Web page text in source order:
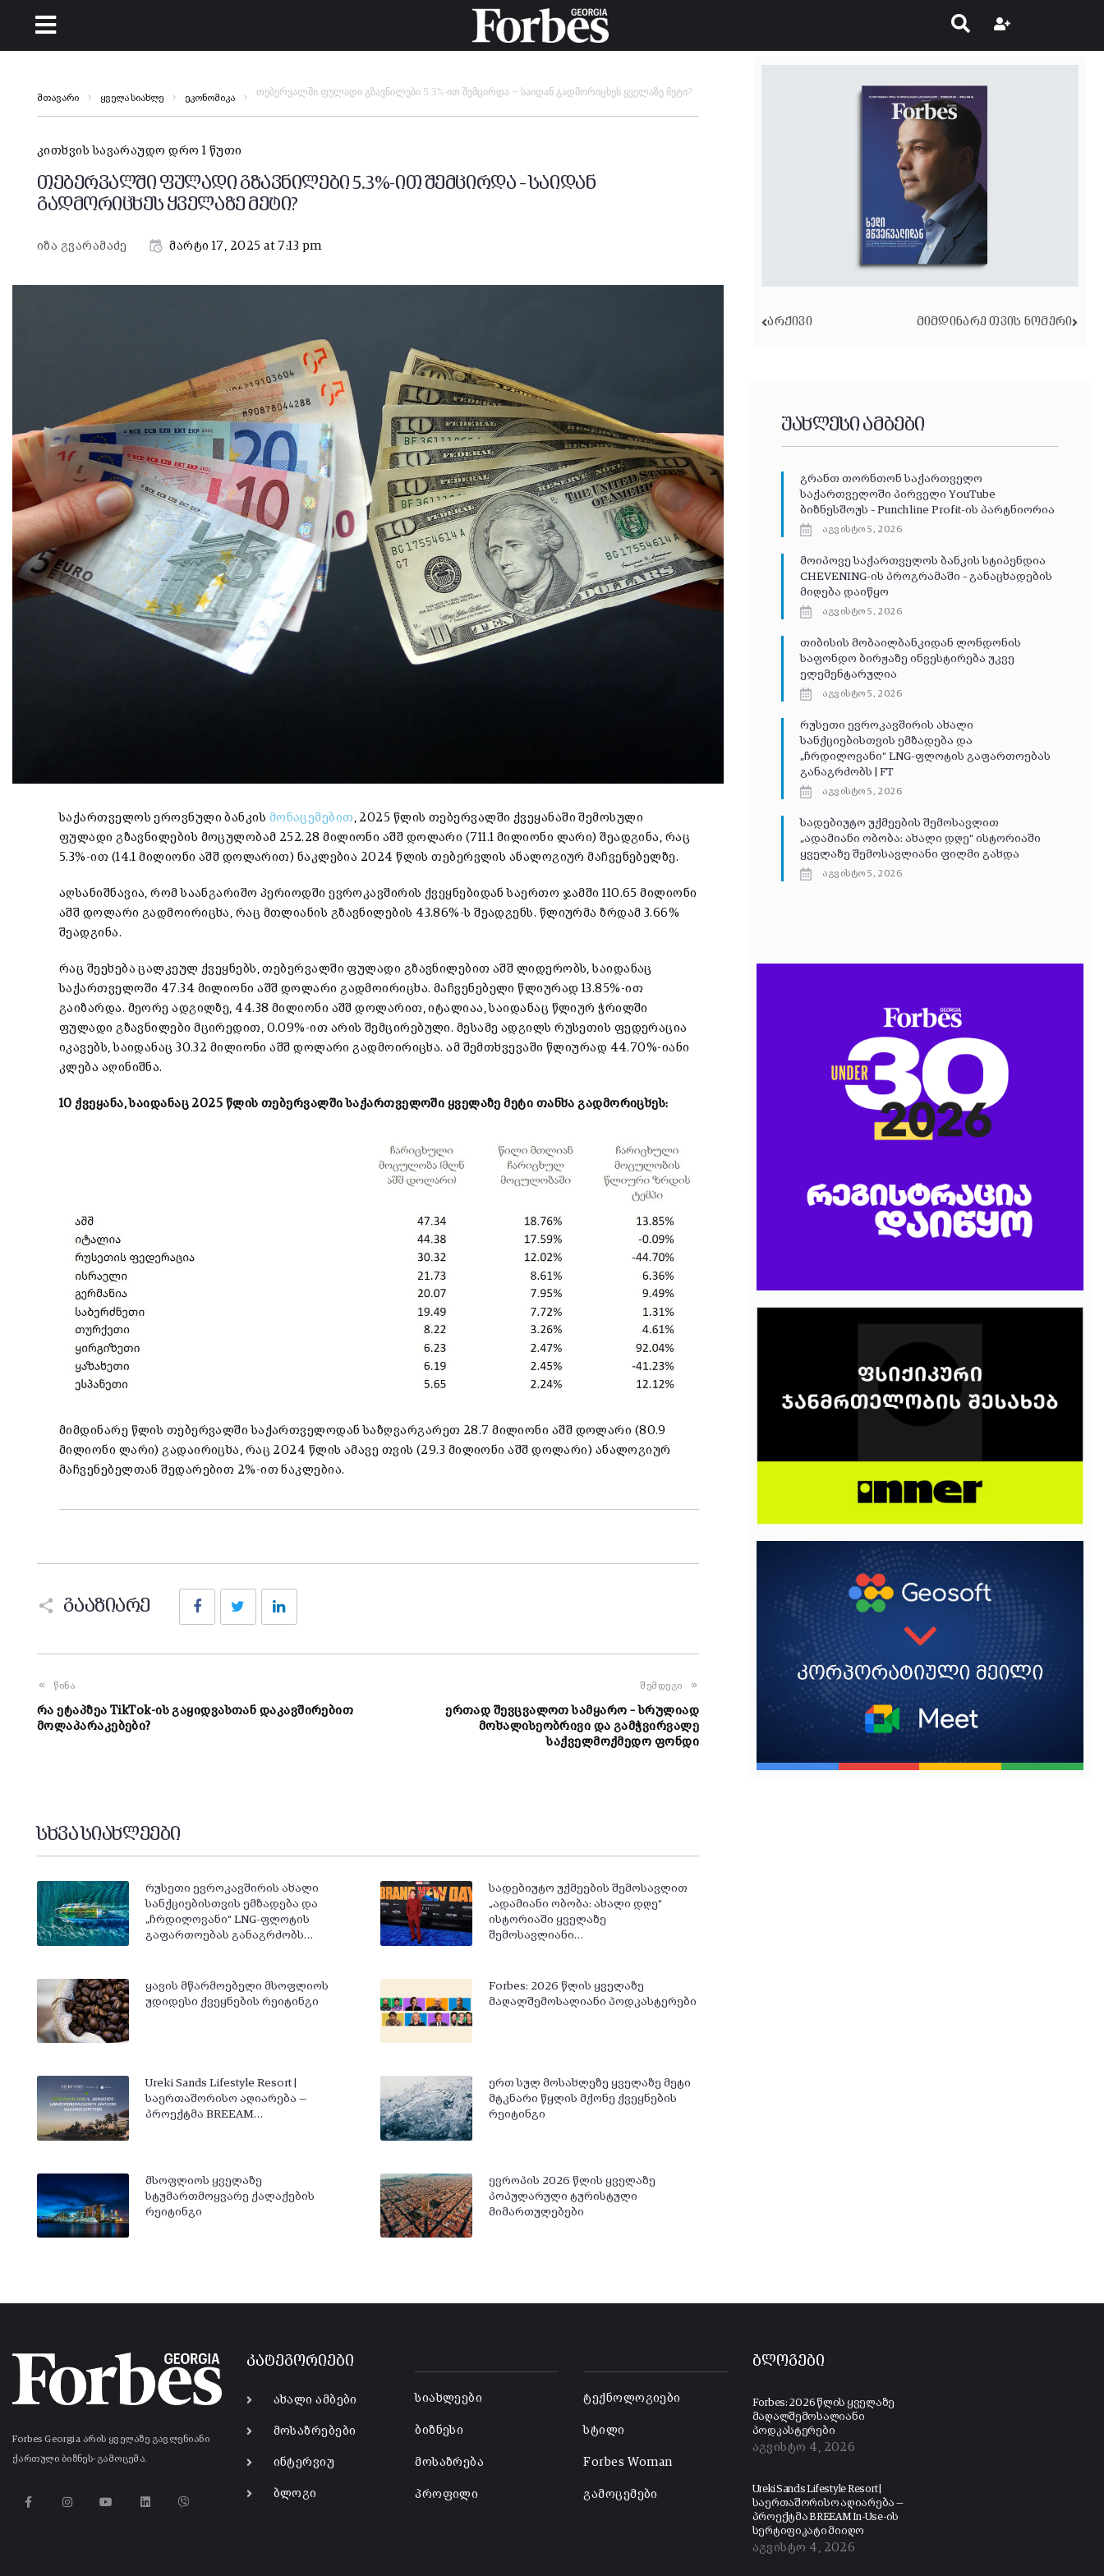
მთავარი ყველა სიახლე ეკონომიკა
თებერვალში ფულადი გზავნილები 5.3%-ით შემცირდა – საიდან გადმორიცხეს ყველაზე მეტი?
კითხვის სავარაუდო დრო 1 წუთი
თებერვალში ფულადი გზავნილები 5.3%-ით შემცირდა – საიდან
გადმორიცხეს ყველაზე მეტი?
იზა გვარამაძე მარტი 17, 2025 at 7:13 pm
საქართველოს ეროვნული ბანკის მონაცემებით , 2025 წლის თებერვალში ქვეყანაში შემოსული
ფულადი გზავნილების მოცულობამ 252.28 მილიონი აშშ დოლარი (711.1 მილიონი ლარი) შეადგინა, რაც
5.3%-ით (14.1 მილიონი აშშ დოლარით) ნაკლებია 2024 წლის თებერვლის ანალოგიურ მაჩვენებელზე.
აღსანიშნავია, რომ საანგარიშო პერიოდში ევროკავშირის ქვეყნებიდან საერთო ჯამში 110.65 მილიონი
აშშ დოლარი გადმოირიცხა, რაც მთლიანის გზავნილების 43.86%-ს შეადგენს. წლიურმა ზრდამ 3.66%
შეადგინა.
რაც შეეხება ცალკეულ ქვეყნებს, თებერვალში ფულადი გზავნილებით აშშ ლიდერობს, საიდანაც
საქართველოში 47.34 მილიონი აშშ დოლარი გადმოირიცხა. მაჩვენებელი წლიურად 13.85%-ით
გაიზარდა. მეორე ადგილზე, 44.38 მილიონი აშშ დოლარით, იტალიაა, საიდანაც წლიურ ჭრილში
ფულადი გზავნილები მცირედით, 0.09%-ით არის შემცირებული. მესამე ადგილს რუსეთის ფედერაცია
იკავებს, საიდანაც 30.32 მილიონი აშშ დოლარი გადმოირიცხა. ამ შემთხვევაში წლიურად 44.70%-იანი
კლება აღინიშნა.
10 ქვეყანა, საიდანაც 2025 წლის თებერვალში საქართველოში ყველაზე მეტი თანხა გადმორიცხეს:
მიმდინარე წლის თებერვალში საქართველოდან საზღვარგარეთ 28.7 მილიონი აშშ დოლარი (80.9
მილიონი ლარი) გადაირიცხა, რაც 2024 წლის ამავე თვის (29.3 მილიონი აშშ დოლარი) ანალოგიურ
მაჩვენებელთან შედარებით 2%-ით ნაკლებია.
გააზიარე
FacebookTwitter
წინა
რა ეტაპზეა TikTok-ის გაყიდვასთან დაკავშირებით
მოლაპარაკებები?
შემდეგი
ერთად შევცვალოთ სამყარო – სრულიად
მოხალისეობრივი და გამჭვირვალე
საქველმოქმედო ფონდი
სხვა სიახლეები
რუსეთი ევროკავშირის ახალი
სანქციებისთვის ემზადება და
„ჩრდილოვანი“ LNG-ფლოტის
გაფართოებას განაგრძობს…
სადებიუტო უქმეების შემოსავლით
„ადამიანი ობობა: ახალი დღე“
ისტორიაში ყველაზე
შემოსავლიანი…
ყავის მწარმოებელი მსოფლიოს
უდიდესი ქვეყნების რეიტინგი
Forbes: 2026 წლის ყველაზე
მაღალშემოსალიანი პოდკასტერები
Ureki Sands Lifestyle Resort |
საერთაშორისო აღიარება —
პროექტმა BREEAM…
ერთ სულ მოსახლეზე ყველაზე მეტი
მტკნარი წყლის მქონე ქვეყნების
რეიტინგი
მსოფლიოს ყველაზე
სტუმართმოყვარე ქალაქების
რეიტინგი
ევროპის 2026 წლის ყველაზე
პოპულარული ტურისტული
მიმართულებები
ᲐᲠᲥᲘᲕᲘ ᲛᲘᲛᲓᲘᲜᲐᲠᲔ ᲗᲕᲘᲡ ᲜᲝᲛᲔᲠᲘ
უახლესი ამბები
გრანთ თორნთონ საქართველო
საქართველოში პირველი YouTube
ბიზნესშოუს – Punchline Profit-ის პარტნიორია
აგვისტო 5, 2026
მოიპოვე საქართველოს ბანკის სტიპენდია
CHEVENING-ის პროგრამაში – განაცხადების
მიღება დაიწყო
აგვისტო 5, 2026
თიბისის მობაილბანკიდან ლონდონის
საფონდო ბირჟაზე ინვესტირება უკვე
ელემენტარულია
აგვისტო 5, 2026
რუსეთი ევროკავშირის ახალი
სანქციებისთვის ემზადება და
„ჩრდილოვანი“ LNG-ფლოტის გაფართოებას
განაგრძობს | FT
აგვისტო 5, 2026
სადებიუტო უქმეების შემოსავლით
„ადამიანი ობობა: ახალი დღე“ ისტორიაში
ყველაზე შემოსავლიანი ფილმი გახდა
აგვისტო 5, 2026
Forbes Georgia არის ყველაზე გავლენიანი
ქართული ბიზნეს-გამოცემა.
კატეგორიები
ახალი ამბები
მოსაზრებები
ინტერვიუ
ბლოგი
სიახლეები
ბიზნესი
მოსაზრება
პროფილი
ტექნოლოგიები
სტილი
Forbes Woman
გამოცემები
ბლოგები
Forbes: 2026 წლის ყველაზე
მაღალშემოსალიანი
პოდკასტერები
აგვისტო 4, 2026
Ureki Sands Lifestyle Resort |
საერთაშორისო აღიარება —
პროექტმა BREEAM In-Use-ის
სერტიფიკატი მიიღო
აგვისტო 4, 2026